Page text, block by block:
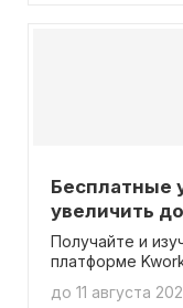
Бесплатные
увеличить
Получайте и
платформе
до 11 августа